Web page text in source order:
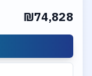
₪74,828